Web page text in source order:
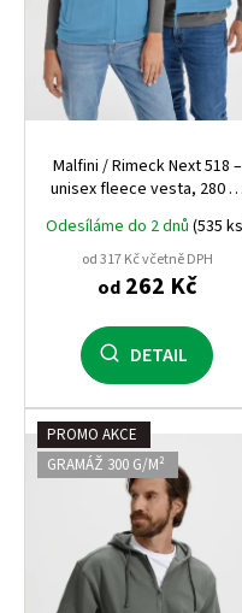
ů
Malfini / Rimeck Next 518 –
unisex fleece vesta, 280 g,
zdravotnické využití
Odesíláme do 2 dnů (535
od 317 Kč včetně DPH
od262 Kč
DETAIL
PROMO AKCE
GRAMÁŽ 300 G/M²